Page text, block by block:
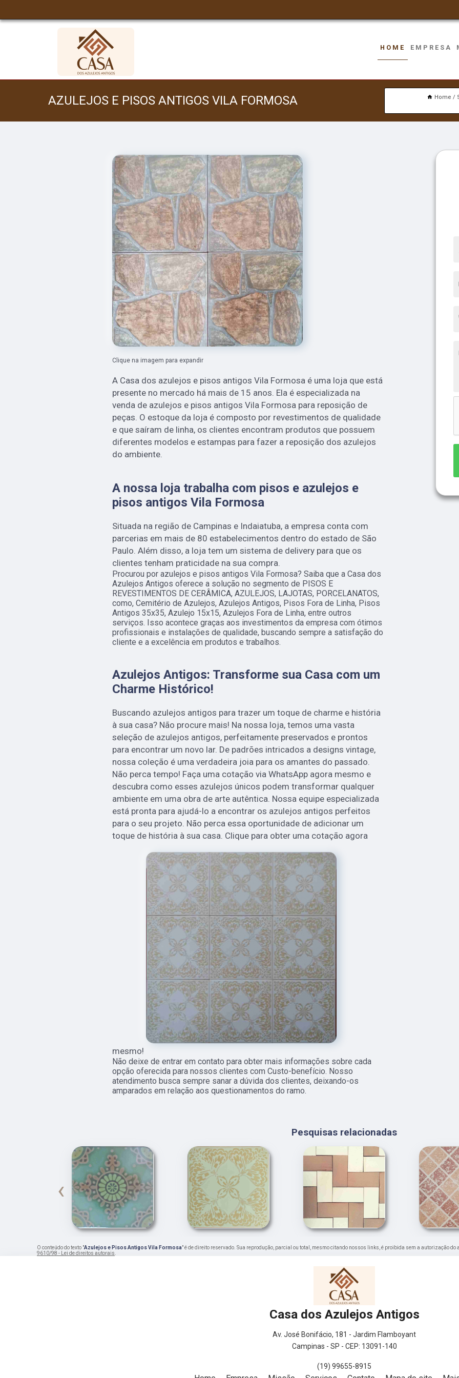
HOME EMPRESA
AZULEJOS E PISOS ANTIGOS VILA FORMOSA Home
Clique na imagem para expandir
A Casa dos azulejos e pisos antigos Vila Formosa é uma loja que está
presente no mercado há mais de 15 anos. Ela é especializada na
venda de azulejos e pisos antigos Vila Formosa para reposição de
peças. O estoque da loja é composto por revestimentos de qualidade
e que saíram de linha, os clientes encontram produtos que possuem
diferentes modelos e estampas para fazer a reposição dos azulejos
do ambiente.
A nossa loja trabalha com pisos e azulejos e
pisos antigos Vila Formosa
Situada na região de Campinas e Indaiatuba, a empresa conta com
parcerias em mais de 80 estabelecimentos dentro do estado de São
Paulo. Além disso, a loja tem um sistema de delivery para que os
clientes tenham praticidade na sua compra.
Procurou por azulejos e pisos antigos Vila Formosa? Saiba que a Casa dos
Azulejos Antigos oferece a solução no segmento de PISOS E
REVESTIMENTOS DE CERÂMICA, AZULEJOS, LAJOTAS, PORCELANATOS,
como, Cemitério de Azulejos, Azulejos Antigos, Pisos Fora de Linha, Pisos
Antigos 35x35, Azulejo 15x15, Azulejos Fora de Linha, entre outros
serviços. Isso acontece graças aos investimentos da empresa com ótimos
profissionais e instalações de qualidade, buscando sempre a satisfação do
cliente e a excelência em produtos e trabalhos.
Azulejos Antigos: Transforme sua Casa com um
Charme Histórico!
Buscando azulejos antigos para trazer um toque de charme e história
à sua casa? Não procure mais! Na nossa loja, temos uma vasta
seleção de azulejos antigos, perfeitamente preservados e prontos
para encontrar um novo lar. De padrões intricados a designs vintage,
nossa coleção é uma verdadeira joia para os amantes do passado.
Não perca tempo! Faça uma cotação via WhatsApp agora mesmo e
descubra como esses azulejos únicos podem transformar qualquer
ambiente em uma obra de arte autêntica. Nossa equipe especializada
está pronta para ajudá-lo a encontrar os azulejos antigos perfeitos
para o seu projeto. Não perca essa oportunidade de adicionar um
toque de história à sua casa. Clique para obter uma cotação agora
mesmo!
Não deixe de entrar em contato para obter mais informações sobre cada
opção oferecida para nossos clientes com Custo-benefício. Nosso
atendimento busca sempre sanar a dúvida dos clientes, deixando-os
amparados em relação aos questionamentos do ramo.
Pesquisas relacionadas
‹
O conteúdo do texto "Azulejos e Pisos Antigos Vila Formosa" é de direito reservado. Sua reprodução, parcial ou total, mesmo citando nossos links, é proibida sem a autorização
9610/98 - Lei de direitos autorais.
Casa dos Azulejos Antigos
Av. José Bonifácio, 181 - Jardim Flamboyant
Campinas - SP - CEP: 13091-140
(19) 99655-8915